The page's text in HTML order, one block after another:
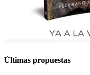
Últimas propuestas